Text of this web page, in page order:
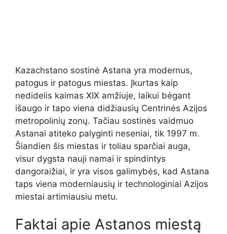
Kazachstano sostinė Astana yra modernus,
patogus ir patogus miestas. Įkurtas kaip
nedidelis kaimas XIX amžiuje, laikui bėgant
išaugo ir tapo viena didžiausių Centrinės Azijos
metropolinių zonų. Tačiau sostinės vaidmuo
Astanai atiteko palyginti neseniai, tik 1997 m.
Šiandien šis miestas ir toliau sparčiai auga,
visur dygsta nauji namai ir spindintys
dangoraižiai, ir yra visos galimybės, kad Astana
taps viena moderniausių ir technologiniai Azijos
miestai artimiausiu metu.
Faktai apie Astanos miestą